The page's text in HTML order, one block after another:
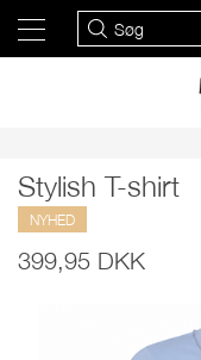
Stylish T-shirt
NYHED
399,95 DKK